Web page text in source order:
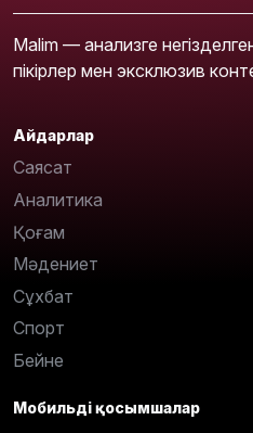
Malim — анализге
пікірлер мен эксклюзив
Айдарлар
Саясат
Аналитика
Қоғам
Мәдениет
Сұхбат
Спорт
Бейне
Мобильді қосымшалар